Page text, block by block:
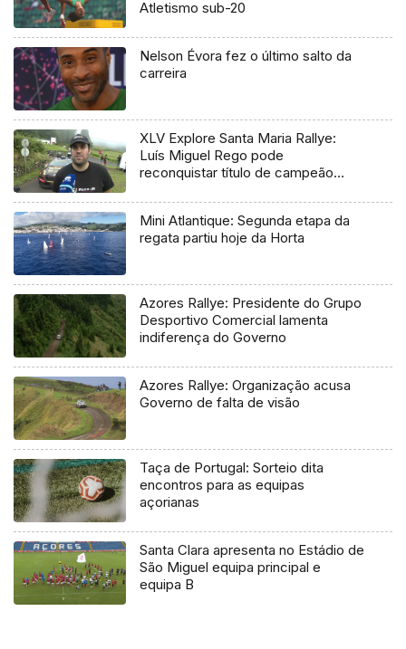
Atletismo sub-20
Nelson Évora fez o último salto da
carreira
XLV Explore Santa Maria Rallye:
Luís Miguel Rego pode
reconquistar título de campeão
Mini Atlantique: Segunda etapa da
regata partiu hoje da Horta
Azores Rallye: Presidente do Grupo
Desportivo Comercial lamenta
indiferença do Governo
Azores Rallye: Organização acusa
Governo de falta de visão
Taça de Portugal: Sorteio dita
encontros para as equipas
açorianas
Santa Clara apresenta no Estádio de
São Miguel equipa principal e
equipa B